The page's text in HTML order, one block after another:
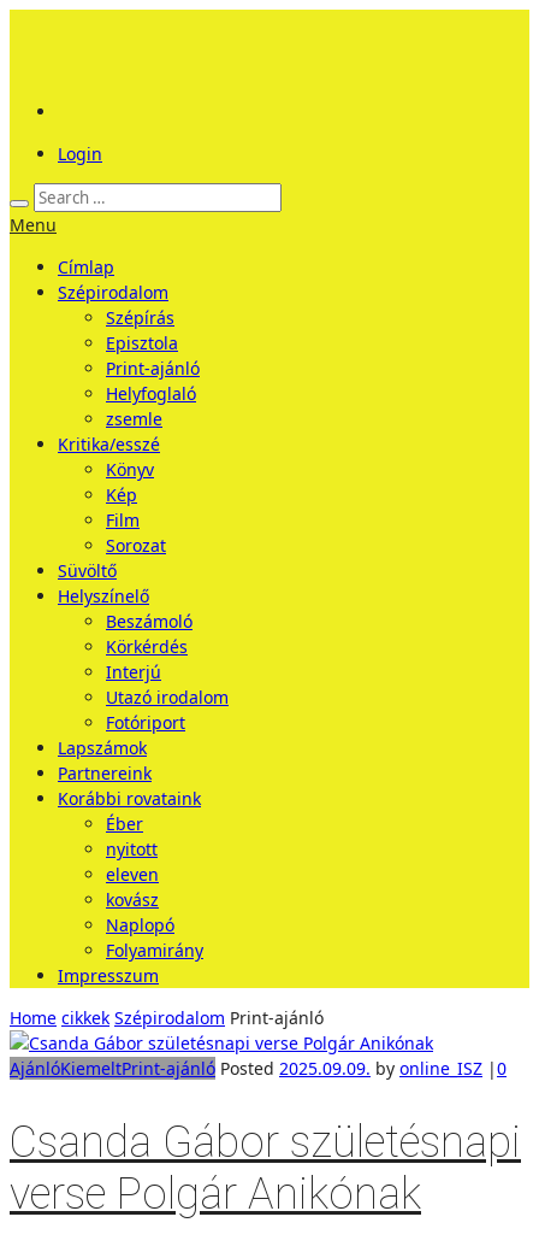
Login
Menu
Címlap
Szépirodalom
Szépírás
Episztola
Print-ajánló
Helyfoglaló
zsemle
Kritika/esszé
Könyv
Kép
Film
Sorozat
Süvöltő
Helyszínelő
Beszámoló
Körkérdés
Interjú
Utazó irodalom
Fotóriport
Lapszámok
Partnereink
Korábbi rovataink
Éber
nyitott
eleven
kovász
Naplopó
Folyamirány
Impresszum
Home cikkek Szépirodalom Print-ajánló
AjánlóKiemeltPrint-ajánló Posted 2025.09.09. by online_ISZ |0
Csanda Gábor születésnapi
verse Polgár Anikónak